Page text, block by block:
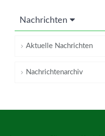
Nachrichten
Aktuelle Nachrichten
Nachrichtenarchiv